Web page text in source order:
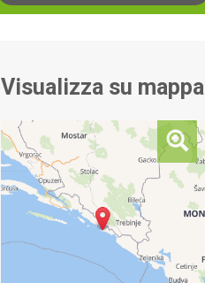
Visualizza su mappa